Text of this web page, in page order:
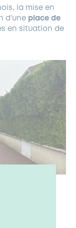
la mise en
d’une place de
en situation de